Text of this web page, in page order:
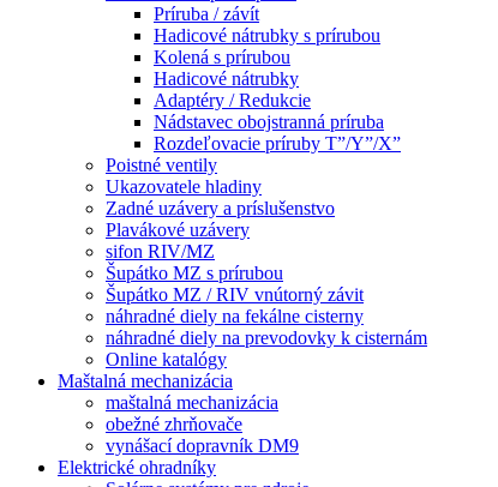
Príruba / závít
Hadicové nátrubky s prírubou
Kolená s prírubou
Hadicové nátrubky
Adaptéry / Redukcie
Nádstavec obojstranná príruba
Rozdeľovacie príruby T”/Y”/X”
Poistné ventily
Ukazovatele hladiny
Zadné uzávery a príslušenstvo
Plavákové uzávery
sifon RIV/MZ
Šupátko MZ s prírubou
Šupátko MZ / RIV vnútorný závit
náhradné diely na fekálne cisterny
náhradné diely na prevodovky k cisternám
Online katalógy
Maštalná mechanizácia
maštalná mechanizácia
obežné zhrňovače
vynášací dopravník DM9
Elektrické ohradníky